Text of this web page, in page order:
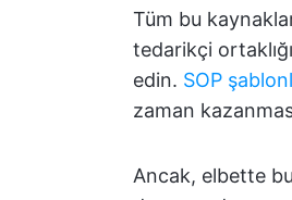
Tüm bu
tedarikçi
edin. SOP
zaman
Ancak, elbette